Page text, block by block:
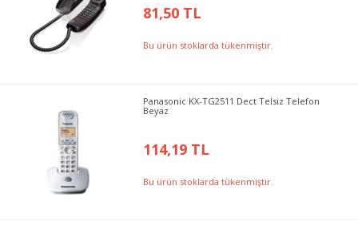
81,50 TL
Bu ürün stoklarda tükenmiştir.
Panasonic KX-TG2511 Dect Telsiz Telefon
Beyaz
114,19 TL
Bu ürün stoklarda tükenmiştir.